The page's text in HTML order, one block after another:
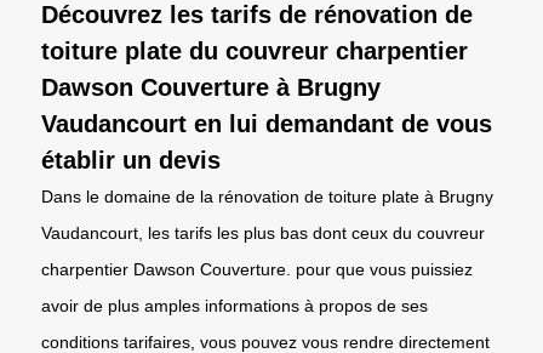
Découvrez les tarifs de rénovation de
toiture plate du couvreur charpentier
Dawson Couverture à Brugny
Vaudancourt en lui demandant de vous
établir un devis
Dans le domaine de la rénovation de toiture plate à Brugny
Vaudancourt, les tarifs les plus bas dont ceux du couvreur
charpentier Dawson Couverture. pour que vous puissiez
avoir de plus amples informations à propos de ses
conditions tarifaires, vous pouvez vous rendre directement